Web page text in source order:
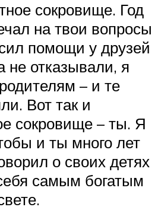
сокровище. Год
на твои вопросы
помощи у друзей
не отказывали, я
– и те
Вот так и
сокровище – ты. Я
и ты много лет
о своих детях
самым богатым